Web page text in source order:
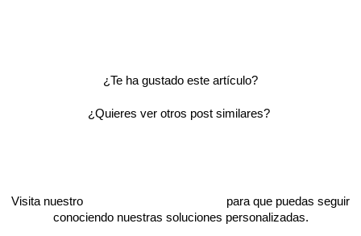
¿Te ha gustado este artículo?
¿Quieres ver otros post similares?
Visita nuestro
para que puedas seguir
conociendo nuestras soluciones personalizadas.